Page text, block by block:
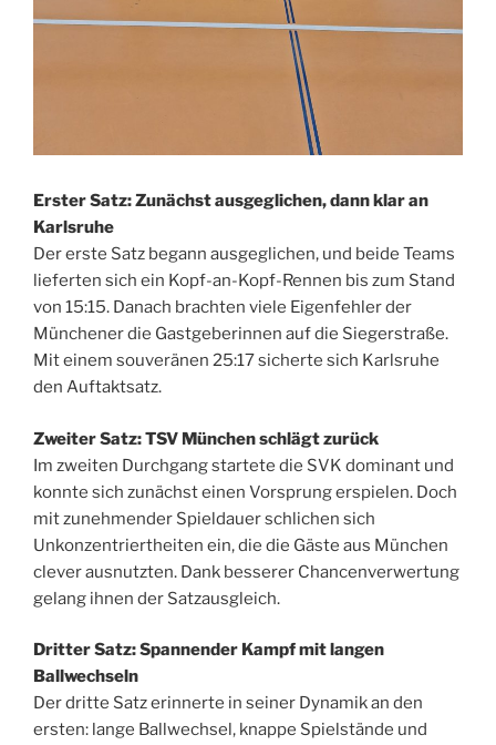
Erster Satz: Zunächst ausgeglichen, dann klar an
Karlsruhe
Der erste Satz begann ausgeglichen, und beide Teams
lieferten sich ein Kopf-an-Kopf-Rennen bis zum Stand
von 15:15. Danach brachten viele Eigenfehler der
Münchener die Gastgeberinnen auf die Siegerstraße.
Mit einem souveränen 25:17 sicherte sich Karlsruhe
den Auftaktsatz.
Zweiter Satz: TSV München schlägt zurück
Im zweiten Durchgang startete die SVK dominant und
konnte sich zunächst einen Vorsprung erspielen. Doch
mit zunehmender Spieldauer schlichen sich
Unkonzentriertheiten ein, die die Gäste aus München
clever ausnutzten. Dank besserer Chancenverwertung
gelang ihnen der Satzausgleich.
Dritter Satz: Spannender Kampf mit langen
Ballwechseln
Der dritte Satz erinnerte in seiner Dynamik an den
ersten: lange Ballwechsel, knappe Spielstände und